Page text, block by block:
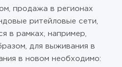
продажа в регионах
ритейловые сети,
в рамках, например,
для выживания в
в новом необходимо: